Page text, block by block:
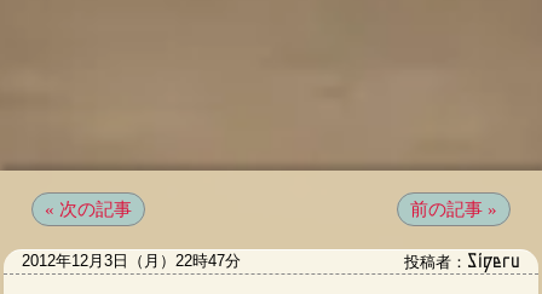
« 次の記事 前の記事 »
投稿者： Sigeru
2012年12月3日（月）22時47分